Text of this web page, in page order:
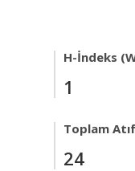
H-İndeks
1
Toplam Atıf
24